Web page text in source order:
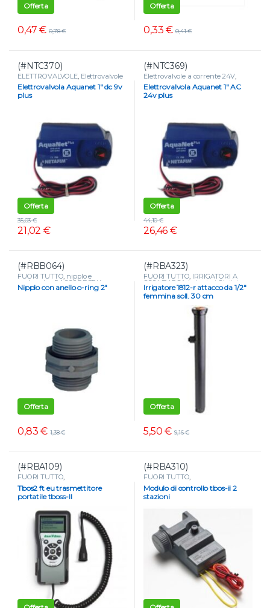
Offerta
0,47€ 0,78€
Offerta
0,33€ 0,41€
(#NTC370)
ELETTROVALVOLE Elettrovalvole
a batteria 9V , FUORI TUTTO,
PROGRAMMATORI
Elettrovalvola Aquanet 1″ dc 9v
plus
Offerta
21,02€
35,03€
(#NTC369)
Elettrovalvole a corrente 24V,
FUORI TUTTO
PROGRAMMATORI
Elettrovalvola Aquanet 1″ AC
24v plus
Offerta
26,46€
44,10€
(#RBB064)
FUORI TUTTO, nipplo e
prolunghe RACCORDERIA,
Raccordi filettati in polipropilene
Nipplo con anello o-ring 2″
Offerta
0,83€ 1,38€
(#RBA323)
FUORI TUTTO, IRRIGATORI A
SCOMPARSA,Irrigatori Statici
Irrigatore 1812-r attacco da 1/2″
femmina soll. 30 cm
Offerta
5,50€ 9,16€
(#RBA109)
FUORI TUTTO,
PROGRAMMATORI
Programmatori a batteria
Tbos2 ft eu trasmettitore
portatile tboss-II
(#RBA310)
FUORI TUTTO,
PROGRAMMATORI
Programmatori a batteria
Modulo di controllo tbos-ii 2
stazioni